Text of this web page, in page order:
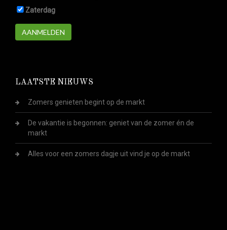
Zaterdag
AANMELDEN
LAATSTE NIEUWS
Zomers genieten begint op de markt
De vakantie is begonnen: geniet van de zomer én de
markt
Alles voor een zomers dagje uit vind je op de markt